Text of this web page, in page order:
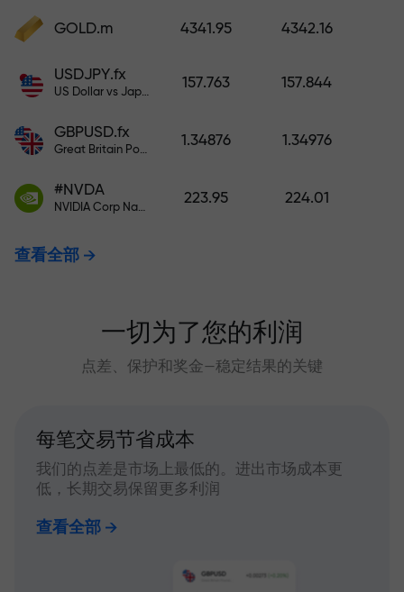
GOLD.m 4341.95 4342.16
USDJPY.fx
US Dollar vs Japanese Yen
157.763 157.844
GBPUSD.fx
Great Britain Pound vs US Dollar
1.34876 1.34976
#NVDA
NVIDIA Corp Nasdaq Stock Exchange (Nasdaq) USD
223.95 224.01
查看全部
一切为了您的利润
点差、保护和奖金—稳定结果的关键
每笔交易节省成本
我们的点差是市场上最低的。进出市场成本更
低，长期交易保留更多利润
查看全部